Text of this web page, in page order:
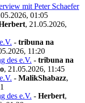
mit Peter Schaefer
01:05
, 21.05.2026,
- tribuna na
11:20
des e.V. - tribuna na
, 21.05.2026, 11:45
- MalikShabazz,
des e.V. - Herbert,